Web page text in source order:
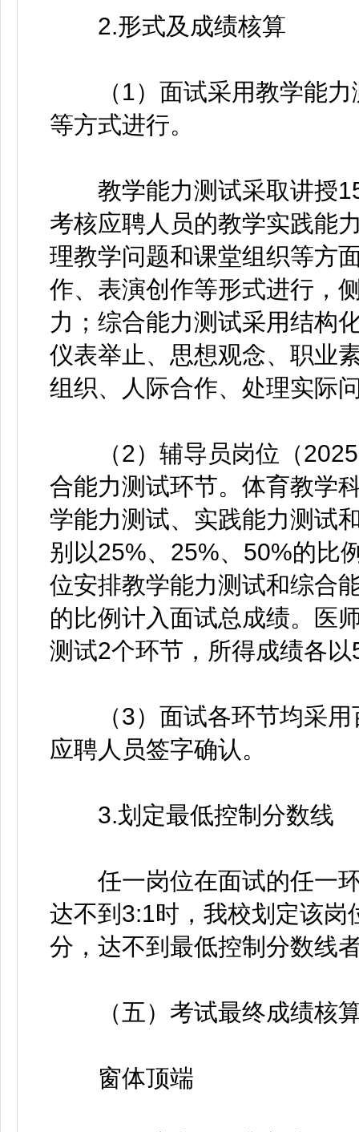
2.形式及成绩核算
（1）面试采用教学能力
等方式进行。
教学能力测试采取讲授15
考核应聘人员的教学实践能
理教学问题和课堂组织等方
作、表演创作等形式进行，
力；综合能力测试采用结构
仪表举止、思想观念、职业
组织、人际合作、处理实际
（2）辅导员岗位（
合能力测试环节。体育教学
学能力测试、实践能力测试
别以25%、25%、50%的比
位安排教学能力测试和综合
的比例计入面试总成绩。医
测试2个环节，所得成绩各
（3）面试各环节均采用
应聘人员签字确认。
3.划定最低控制分数线
任一岗位在面试的任一环
达不到3:1时，我校划定该
分，达不到最低控制分数线
（五）考试最终成绩核
窗体顶端